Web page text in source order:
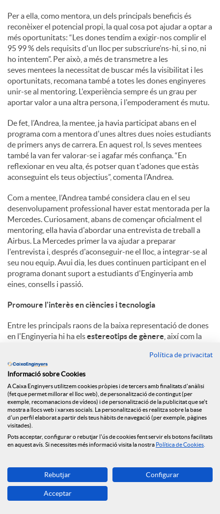
Per a ella, como mentora, un dels principals beneficis és
reconèixer el potencial propi, la qual cosa pot ajudar a optar a
més oportunitats: “Les dones tendim a exigir-nos complir el
95 99 % dels requisits d'un lloc per subscriure’ns-hi, si no, ni
ho intentem”. Per això, a més de transmetre a les
seves mentees la necessitat de buscar més la visibilitat i les
oportunitats, recomana també a totes les dones enginyeres
unir-se al mentoring. L'experiència sempre és un grau per
aportar valor a una altra persona, i l'empoderament és mutu.
De fet, l’Andrea, la mentee, ja havia participat abans en el
programa com a mentora d'unes altres dues noies estudiants
de primers anys de carrera. En aquest rol, ls seves mentees
també la van fer valorar-se i agafar més confiança. “En
reflexionar en veu alta, és potser quan t'adones que estàs
aconseguint els teus objectius”, comenta l’Andrea.
Com a mentee, l’Andrea també considera clau en el seu
desenvolupament professional haver estat mentorada per la
Mercedes. Curiosament, abans de començar oficialment el
mentoring, ella havia d'abordar una entrevista de treball a
Airbus. La Mercedes primer la va ajudar a preparar
l'entrevista i, després d'aconseguir-ne el lloc, a integrar-se al
seu nou equip. Avui dia, les dues continuen participant en el
programa donant suport a estudiants d'Enginyeria amb
eines, consells i passió.
Promoure l'interès en ciències i tecnologia
Entre les principals raons de la baixa representació de dones
en l'Enginyeria hi ha elsestereotips de gènere , així com la
estructurals cal actuar-hi des de la base: l'educació. “Dona i
Enginyeria” també fomenta l'interès per la tecnologia i la
investigació amb programes com TECHMI, un repte adreçat a
nenes i nens en el qual han d'identificar un problema social i
donar-li solució a través de la creació d'un prototip o robot.
El vessant social aquí no és trivial: les dades demostren que
de les dones en carreres de STEM, la majoria trien Ciències de
la Salut, i fins i tot dins de les tècniques, Bioenginyeria és la
en la vida de les persones és essencial per generar vocacions i
no perdre la representació femenina en un sector
transformador.
Política de privacitat
Informació sobre Cookies
A Caixa Enginyers utilitzem cookies pròpies i de tercers amb finalitats d'anàlisi
(fet que permet millorar el lloc web), de personalització de contingut (per
exemple, recomanacions de vídeos) i de personalització de la publicitat que se't
mostra a llocs web i xarxes socials. La personalització es realitza sobre la base
d'un perfil elaborat a partir dels teus hàbits de navegació (per exemple, pàgines
visitades).
Pots acceptar, configurar o rebutjar l'ús de cookies fent servir els botons facilitats
en aquest avís. Si necessites més informació visita la nostra Política de Cookies
Rebutjar Configurar
Acceptar